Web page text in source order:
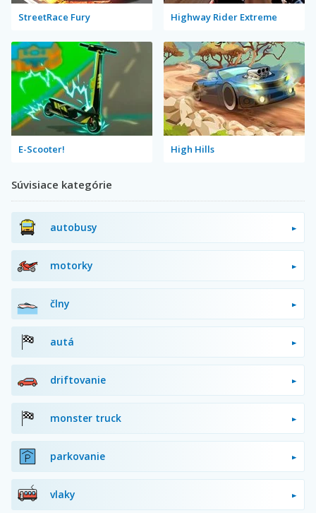
StreetRace Fury Highway Rider Extreme
E-Scooter! High Hills
Súvisiace kategórie
autobusy
motorky
člny
autá
driftovanie
monster truck
parkovanie
vlaky